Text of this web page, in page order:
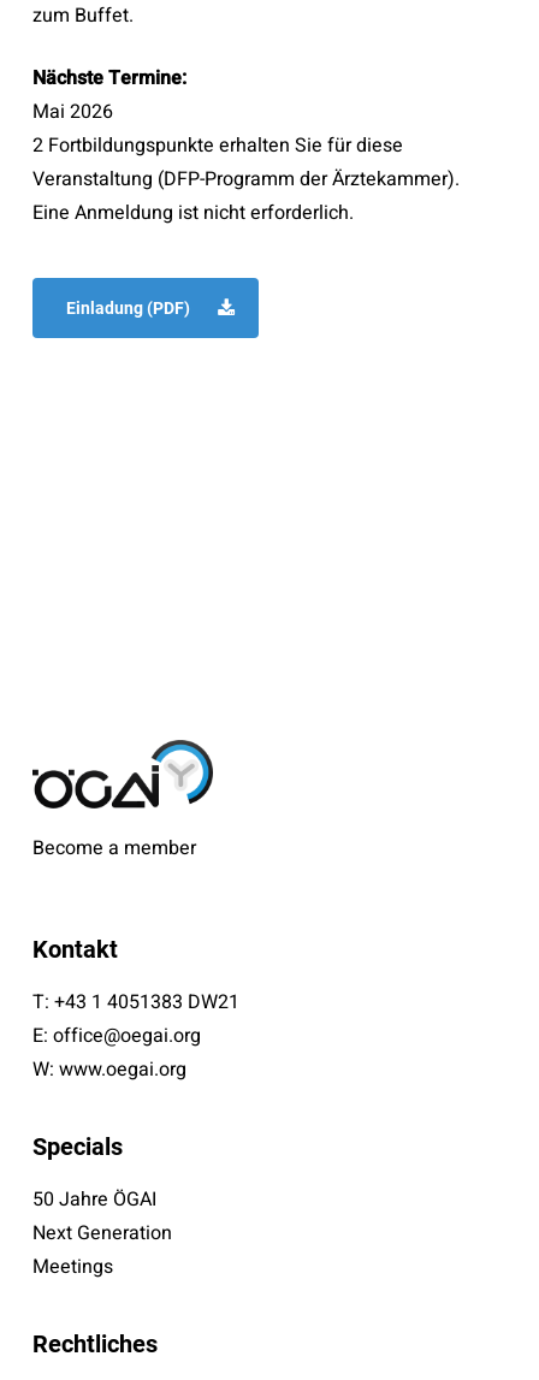
zum Buffet.
Nächste Termine:
Mai 2026
2 Fortbildungspunkte erhalten Sie für diese
Veranstaltung (DFP-Programm der Ärztekammer).
Eine Anmeldung ist nicht erforderlich.
Einladung (PDF)
Become a member
Kontakt
T: +43 1 4051383 DW21
E: office@oegai.org
W: www.oegai.org
Specials
50 Jahre ÖGAI
Next Generation
Meetings
Rechtliches